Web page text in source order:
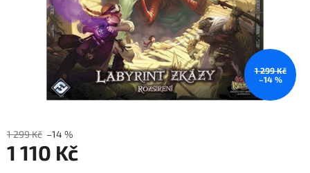
1 299 Kč
–14 %
1 299 Kč –14 %
1 110 Kč